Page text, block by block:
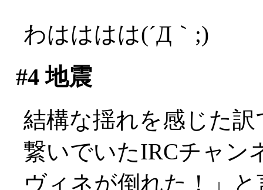
わはははは(´Д｀;)
#4地震
結構な揺れを感じた訳
繋いでいたIRCチャン
ヴィネが倒れた！」